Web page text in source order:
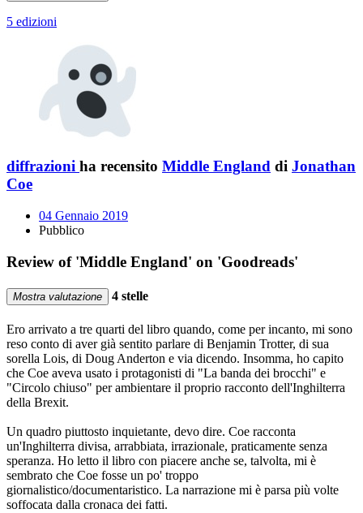
5 edizioni
diffrazioni ha recensito Middle England di Jonathan
Coe
04 Gennaio 2019
Pubblico
Review of 'Middle England' on 'Goodreads'
Mostra valutazione 4 stelle
Ero arrivato a tre quarti del libro quando, come per incanto, mi sono
reso conto di aver già sentito parlare di Benjamin Trotter, di sua
sorella Lois, di Doug Anderton e via dicendo. Insomma, ho capito
che Coe aveva usato i protagonisti di "La banda dei brocchi" e
"Circolo chiuso" per ambientare il proprio racconto dell'Inghilterra
della Brexit.
Un quadro piuttosto inquietante, devo dire. Coe racconta
un'Inghilterra divisa, arrabbiata, irrazionale, praticamente senza
speranza. Ho letto il libro con piacere anche se, talvolta, mi è
sembrato che Coe fosse un po' troppo
giornalistico/documentaristico. La narrazione mi è parsa più volte
soffocata dalla cronaca dei fatti.